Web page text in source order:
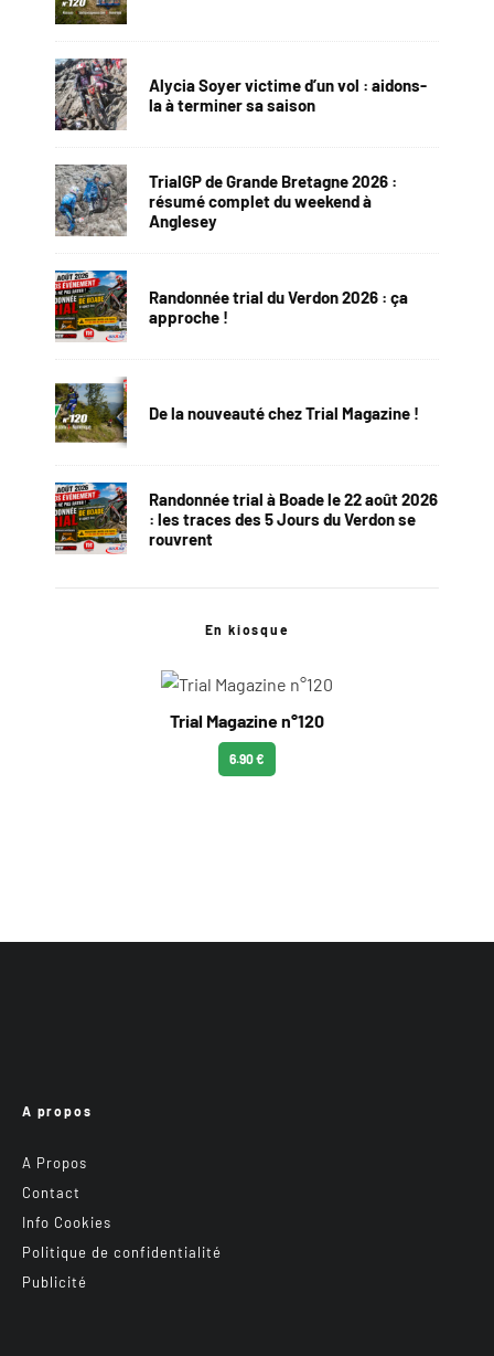
Alycia Soyer victime d’un vol : aidons-
la à terminer sa saison
TrialGP de Grande Bretagne 2026 :
résumé complet du weekend à
Anglesey
Randonnée trial du Verdon 2026 : ça
approche !
De la nouveauté chez Trial Magazine !
Randonnée trial à Boade le 22 août 2026
: les traces des 5 Jours du Verdon se
rouvrent
En kiosque
Trial Magazine n°120
6.90 €
A propos
A Propos
Contact
Info Cookies
Politique de confidentialité
Publicité